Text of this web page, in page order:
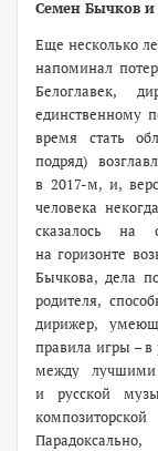
Семен Бычков
Еще несколько
напоминал
Белоглавек,
единственному
время стать
подряд)
в 2017-м, и,
человека
сказалось на
на горизонте
Бычкова, дела
родителя,
дирижер,
правила игры – в
между лучшими
и русской